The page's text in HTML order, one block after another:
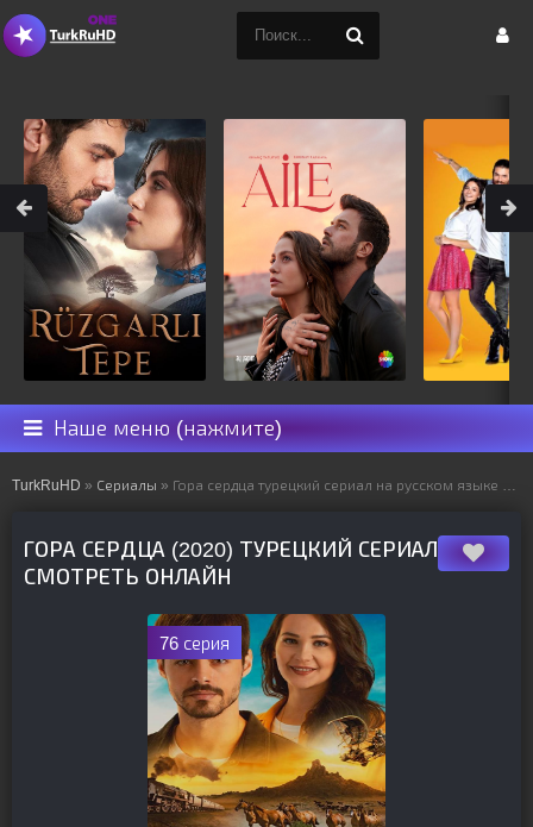
Наше меню (нажмите)
TurkRuHD » Сериалы » Гора сердца турецкий сериал на русском языке все серии смотреть онлайн бесплатно подряд
ГОРА СЕРДЦА (2020) ТУРЕЦКИЙ СЕРИАЛ
СМОТРЕТЬ ОНЛАЙН
76 серия